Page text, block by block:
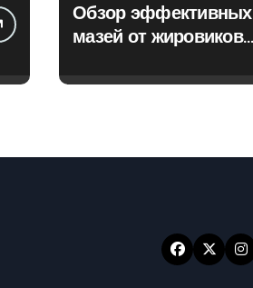
Обзор эффективных
мазей от жировиков
эффектом